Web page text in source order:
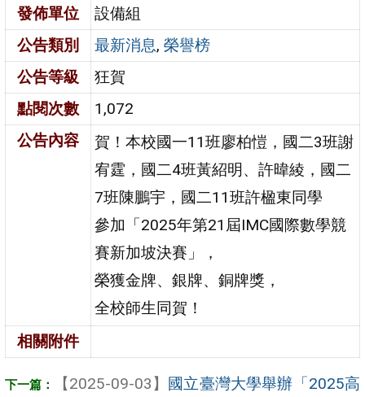
發佈單位
設備組
公告類別
最新消息,榮譽榜
公告等級
狂賀
點閱次數
1,072
公告內容
賀！本校國一11班廖柏愷，國二3班謝
宥霆，國二4班黃紹明、許暐綾，國二
7班陳鵬宇，國二11班許楹東同學
參加「2025年第21屆IMC國際數學競
賽新加坡決賽」，
榮獲金牌、銀牌、銅牌獎，
全校師生同賀！
相關附件
【2025-09-03】 國立臺灣大學舉辦「2025高